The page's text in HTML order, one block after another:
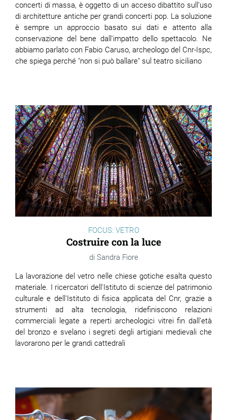
concerti di massa, è oggetto di un acceso dibattito sull’uso
di architetture antiche per grandi concerti pop. La soluzione
è sempre un approccio basato sui dati e attento alla
conservazione del bene dall'impatto dello spettacolo. Ne
abbiamo parlato con Fabio Caruso, archeologo del Cnr-Ispc,
che spiega perché "non si può ballare" sul teatro siciliano
FOCUS: VETRO
Costruire con la luce
Sandra Fiore
La lavorazione del vetro nelle chiese gotiche esalta questo
materiale. I ricercatori dell'Istituto di scienze del patrimonio
culturalee dell'Istituto di fisica applicata del Cnr, grazie a
strumenti ad alta tecnologia, ridefiniscono relazioni
commerciali legate a reperti archeologici vitrei fin dall’età
del bronzo e svelano i segreti degli artigiani medievali che
lavorarono per le grandi cattedrali